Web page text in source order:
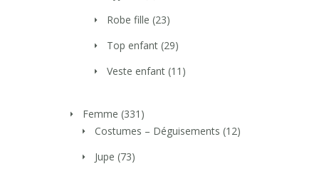
Robe fille (23)
Top enfant (29)
Veste enfant (11)
Femme (331)
Costumes – Déguisements (12)
Jupe (73)